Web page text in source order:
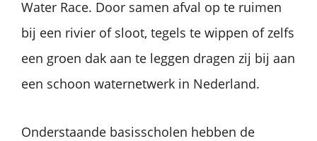
Water Race. Door samen afval op te ruimen
bij een rivier of sloot, tegels te wippen of zelfs
een groen dak aan te leggen dragen zij bij aan
een schoon waternetwerk in Nederland.
Onderstaande basisscholen hebben de